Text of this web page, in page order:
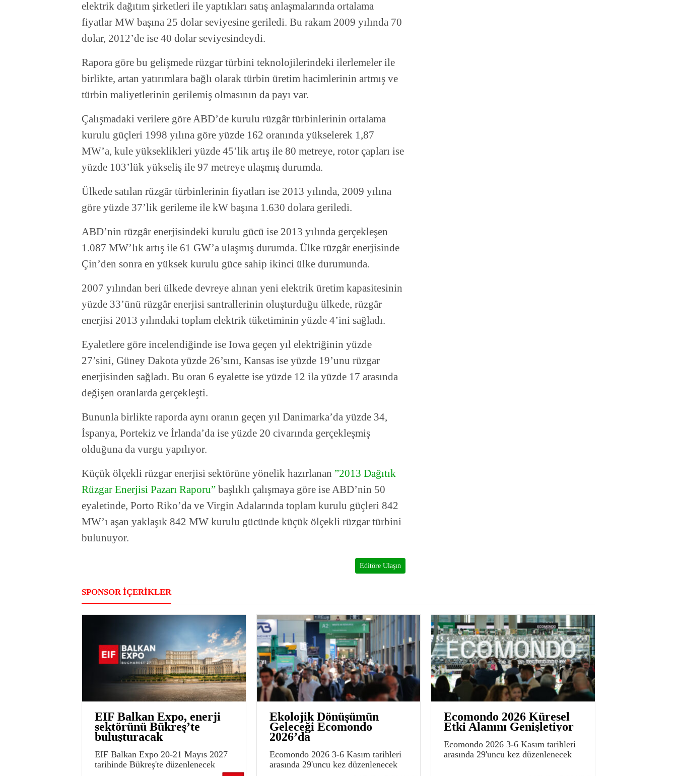
elektrik dağıtım şirketleri ile yaptıkları satış anlaşmalarında ortalama
fiyatlar MW başına 25 dolar seviyesine geriledi. Bu rakam 2009 yılında 70
dolar, 2012’de ise 40 dolar seviyesindeydi.
Rapora göre bu gelişmede rüzgar türbini teknolojilerindeki ilerlemeler ile
birlikte, artan yatırımlara bağlı olarak türbin üretim hacimlerinin artmış ve
türbin maliyetlerinin gerilemiş olmasının da payı var.
Çalışmadaki verilere göre ABD’de kurulu rüzgâr türbinlerinin ortalama
kurulu güçleri 1998 yılına göre yüzde 162 oranında yükselerek 1,87
MW’a, kule yükseklikleri yüzde 45’lik artış ile 80 metreye, rotor çapları ise
yüzde 103’lük yükseliş ile 97 metreye ulaşmış durumda.
Ülkede satılan rüzgâr türbinlerinin fiyatları ise 2013 yılında, 2009 yılına
göre yüzde 37’lik gerileme ile kW başına 1.630 dolara geriledi.
ABD’nin rüzgâr enerjisindeki kurulu gücü ise 2013 yılında gerçekleşen
1.087 MW’lık artış ile 61 GW’a ulaşmış durumda. Ülke rüzgâr enerjisinde
Çin’den sonra en yüksek kurulu güce sahip ikinci ülke durumunda.
2007 yılından beri ülkede devreye alınan yeni elektrik üretim kapasitesinin
yüzde 33’ünü rüzgâr enerjisi santrallerinin oluşturduğu ülkede, rüzgâr
enerjisi 2013 yılındaki toplam elektrik tüketiminin yüzde 4’ini sağladı.
Eyaletlere göre incelendiğinde ise Iowa geçen yıl elektriğinin yüzde
27’sini, Güney Dakota yüzde 26’sını, Kansas ise yüzde 19’unu rüzgar
enerjisinden sağladı. Bu oran 6 eyalette ise yüzde 12 ila yüzde 17 arasında
değişen oranlarda gerçekleşti.
Bununla birlikte raporda aynı oranın geçen yıl Danimarka’da yüzde 34,
İspanya, Portekiz ve İrlanda’da ise yüzde 20 civarında gerçekleşmiş
olduğuna da vurgu yapılıyor.
Küçük ölçekli rüzgar enerjisi sektörüne yönelik hazırlanan ”2013 Dağıtık
Rüzgar Enerjisi Pazarı Raporu” başlıklı çalışmaya göre ise ABD’nin 50
eyaletinde, Porto Riko’da ve Virgin Adalarında toplam kurulu güçleri 842
MW’ı aşan yaklaşık 842 MW kurulu gücünde küçük ölçekli rüzgar türbini
bulunuyor.
Editöre Ulaşın
SPONSOR İÇERİKLER
EIF Balkan Expo, enerji
sektörünü Bükreş’te
buluşturacak
EIF Balkan Expo 20-21 Mayıs 2027
tarihinde Bükreş'te düzenlenecek
Ekolojik Dönüşümün
Geleceği Ecomondo
2026’da
Ecomondo 2026 3-6 Kasım tarihleri
arasında 29'uncu kez düzenlenecek
Ecomondo 2026 Küresel
Etki Alanını Genişletiyor
Ecomondo 2026 3-6 Kasım tarihleri
arasında 29'uncu kez düzenlenecek